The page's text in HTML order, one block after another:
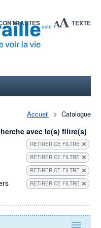
TEXTE
Accueil Catalogue
avec le(s) filtre(s)
RETIRER CE FILTRE
RETIRER CE FILTRE
RETIRER CE FILTRE
RETIRER CE FILTRE